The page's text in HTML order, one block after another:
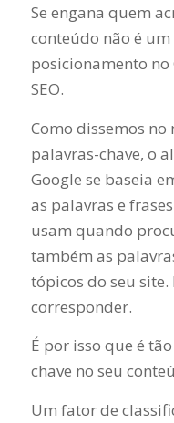
Se engana quem
conteúdo não é
posicionamento no
SEO.
Como dissemos
palavras-chave, o
Google se baseia
as palavras e
usam quando
também as
tópicos do seu
corresponder.
É por isso que é
chave no seu
Um fator de